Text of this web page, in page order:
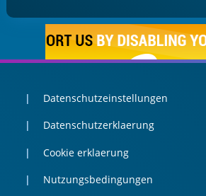
Datenschutzeinstellungen
Datenschutzerklaerung
Cookie erklaerung
Nutzungsbedingungen